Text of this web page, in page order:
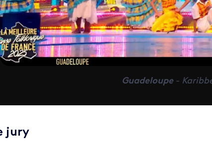
Guadeloupe -
jury